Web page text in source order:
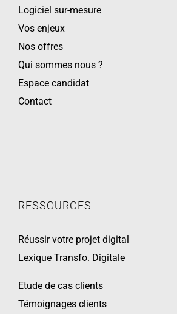
Logiciel sur-mesure
Vos enjeux
Nos offres
Qui sommes nous ?
Espace candidat
Contact
RESSOURCES
Réussir votre projet digital
Lexique Transfo. Digitale
Etude de cas clients
Témoignages clients